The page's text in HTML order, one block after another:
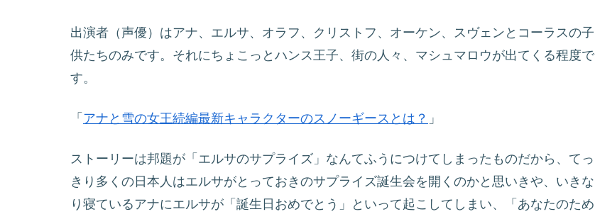
出演者（声優）はアナ、エルサ、オラフ、クリストフ、オーケン、スヴェンとコーラスの子
供たちのみです。それにちょこっとハンス王子、街の人々、マシュマロウが出てくる程度で
す。
「 アナと雪の女王続編最新キャラクターのスノーギースとは？ 」
ストーリーは邦題が「エルサのサプライズ」なんてふうにつけてしまったものだから、てっ
きり多くの日本人はエルサがとっておきのサプライズ誕生会を開くのかと思いきや、いきな
り寝ているアナにエルサが「誕生日おめでとう」といって起こしてしまい、「あなたのため